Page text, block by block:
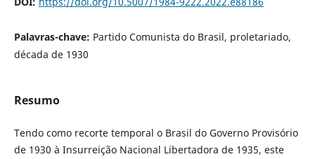
Palavras-chave: Partido Comunista do Brasil, proletariado,
década de 1930
Resumo
Tendo como recorte temporal o Brasil do Governo Provisório
de 1930 à Insurreição Nacional Libertadora de 1935, este